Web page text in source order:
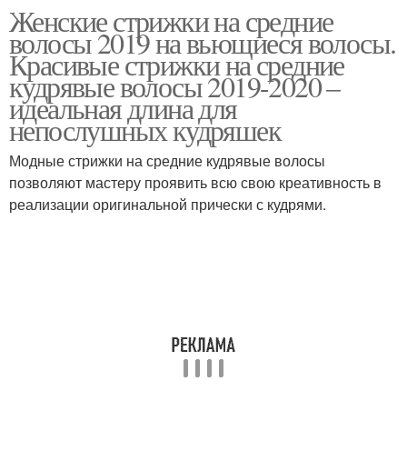
Женские стрижки на средние
волосы 2019 на вьющиеся волосы.
Красивые стрижки на средние
кудрявые волосы 2019-2020 –
идеальная длина для
непослушных кудряшек
Модные стрижки на средние кудрявые волосы
позволяют мастеру проявить всю свою креативность в
реализации оригинальной прически с кудрями.